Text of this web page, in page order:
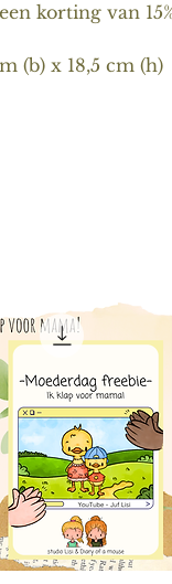
korting van
(b) x 18,5 cm (h)